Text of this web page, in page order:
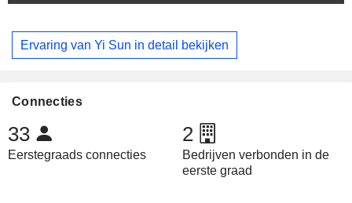
Ervaring van Yi Sun in detail bekijken
Connecties
33
Eerstegraads connecties
2
Bedrijven verbonden in de
eerste graad